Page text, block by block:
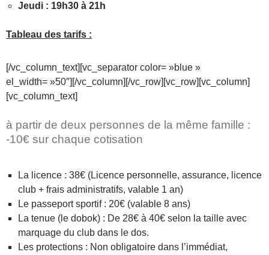
Jeudi : 19h30 à 21h
Tableau des tarifs :
[/vc_column_text][vc_separator color= »blue »
el_width= »50″][/vc_column][/vc_row][vc_row][vc_column]
[vc_column_text]
à partir de deux personnes de la même famille :
-10€ sur chaque cotisation
La licence : 38€ (Licence personnelle, assurance, licence
club + frais administratifs, valable 1 an)
Le passeport sportif : 20€ (valable 8 ans)
La tenue (le dobok) : De 28€ à 40€ selon la taille avec
marquage du club dans le dos.
Les protections : Non obligatoire dans l’immédiat,